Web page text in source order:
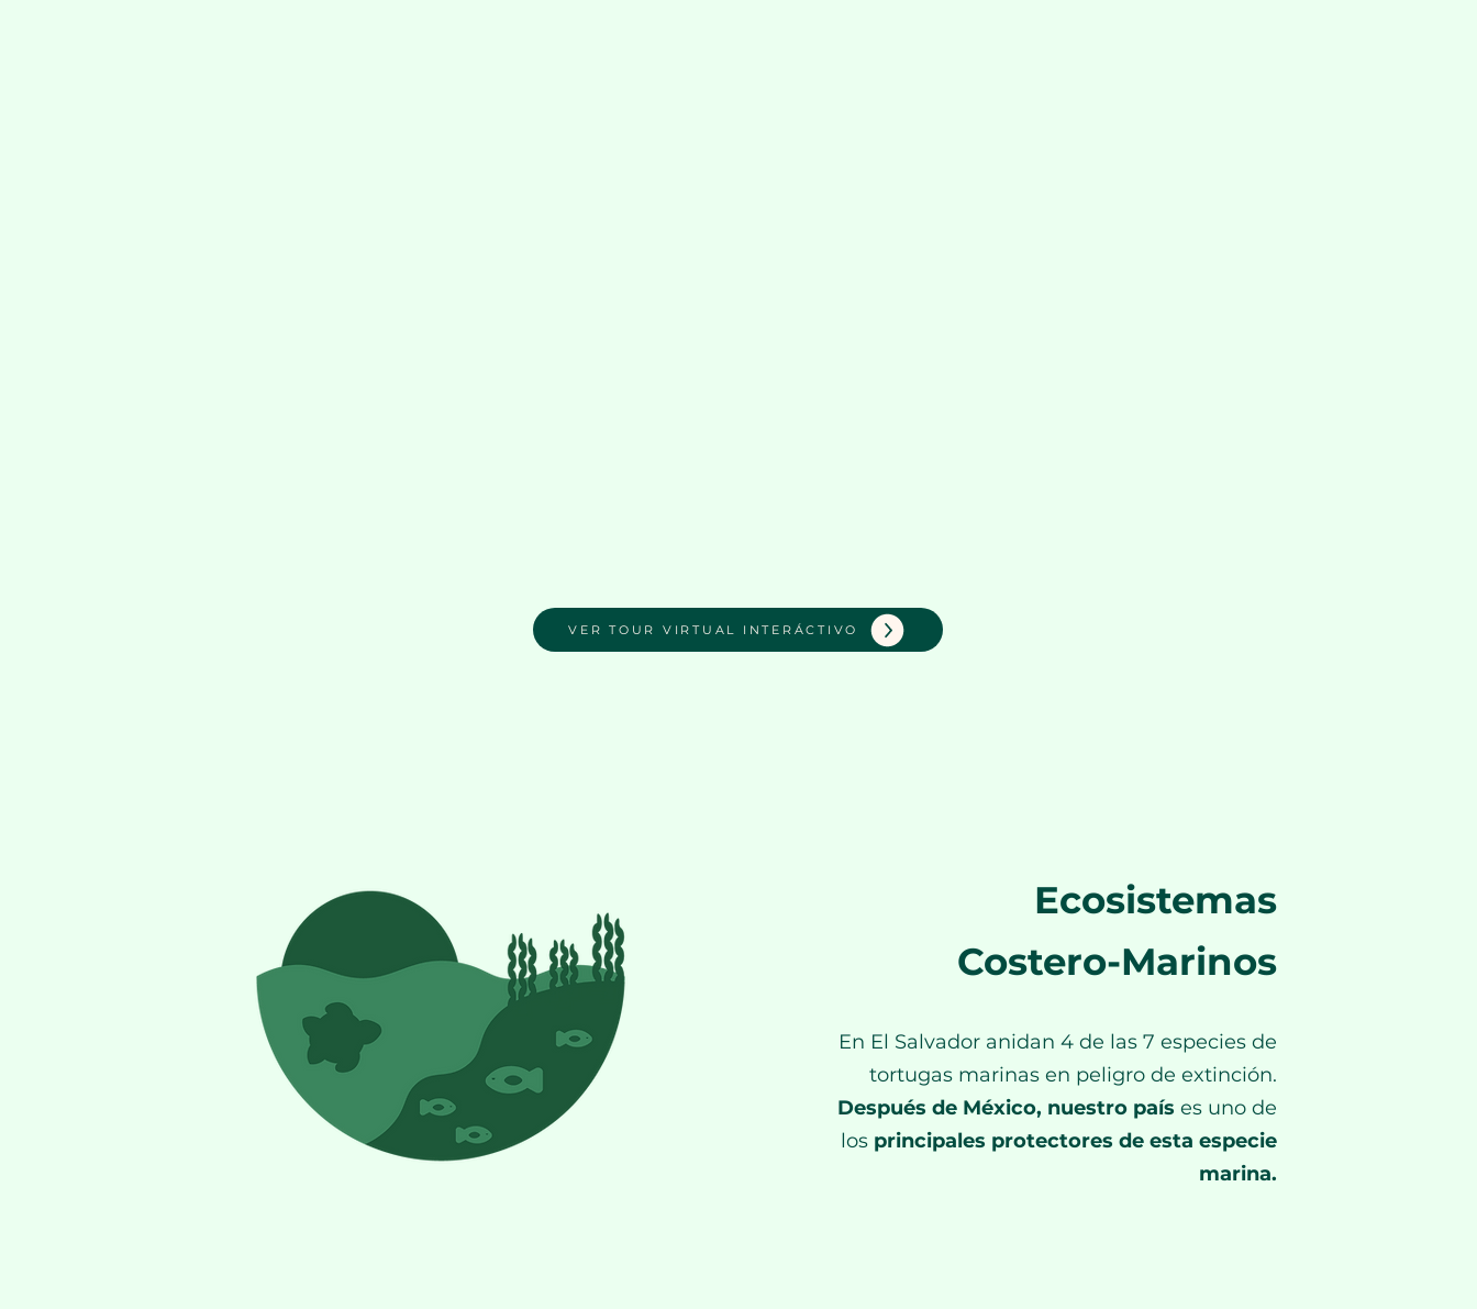
VER TOUR VIRTUAL INTERÁCTIVO
Ecosistemas
Costero-Marinos
En El Salvador anidan 4 de las 7 especies de
tortugas marinas en peligro de extinción.
Después de México, nuestro país es uno de
los principales protectores de esta especie
marina.